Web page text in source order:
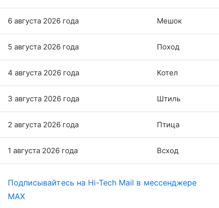
6 августа 2026 года Мешок
5 августа 2026 года Поход
4 августа 2026 года Котел
3 августа 2026 года Штиль
2 августа 2026 года Птица
1 августа 2026 года Всход
Подписывайтесь на Hi-Tech Mail в мессенджере
MAX